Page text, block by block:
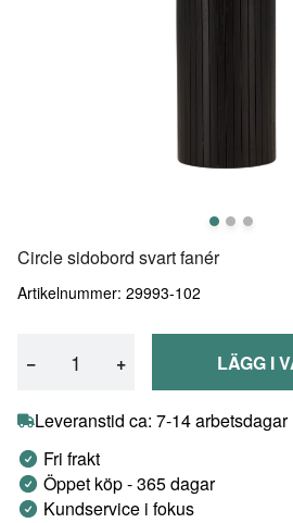
Circle sidobord svart fanér
Artikelnummer: 29993-102
− + LÄGG I
Leveranstid ca: 7-14 arbetsdagar
Fri frakt
Öppet köp - 365 dagar
Kundservice i fokus